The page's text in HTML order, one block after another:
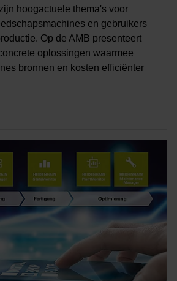
hoogactuele thema's voor
en gebruikers
Op de AMB presenteert
oplossingen waarmee
bronnen en kosten efficiënter